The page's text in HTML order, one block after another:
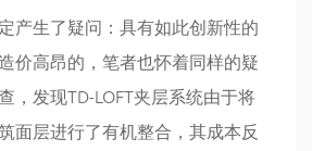
产生了疑问：具有如此创新性的
价高昂的，笔者也怀着同样的疑
，发现TD-LOFT夹层系统由于将
面层进行了有机整合，其成本反